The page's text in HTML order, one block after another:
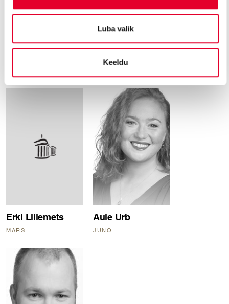
Luba valik
Keeldu
Erki Lillemets
MARS
Aule Urb
JUNO